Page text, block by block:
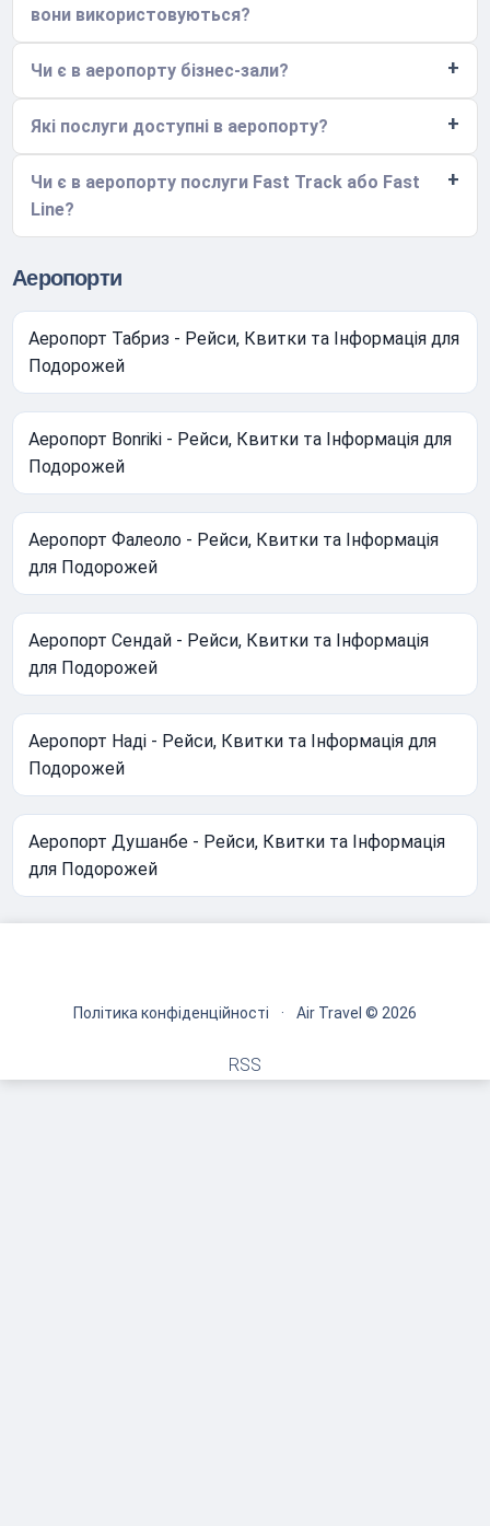
вони використовуються?
Чи є в аеропорту бізнес-зали?
Які послуги доступні в аеропорту?
Чи є в аеропорту послуги Fast Track або Fast
Line?
Аеропорти
Аеропорт Табриз - Рейси, Квитки та Інформація для
Подорожей
Аеропорт Bonriki - Рейси, Квитки та Інформація для
Подорожей
Аеропорт Фалеоло - Рейси, Квитки та Інформація
для Подорожей
Аеропорт Сендай - Рейси, Квитки та Інформація
для Подорожей
Аеропорт Наді - Рейси, Квитки та Інформація для
Подорожей
Аеропорт Душанбе - Рейси, Квитки та Інформація
для Подорожей
Політика конфіденційності · Air Travel © 2026
RSS